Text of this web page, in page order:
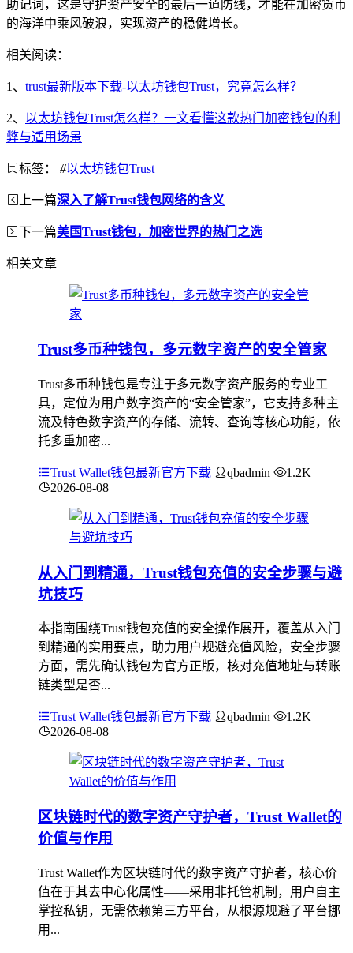
助记词，这是守护资产安全的最后一道防线，才能在加密货币
的海洋中乘风破浪，实现资产的稳健增长。
相关阅读：
1、 trust最新版本下载-以太坊钱包Trust，究竟怎么样？
2、 以太坊钱包Trust怎么样？一文看懂这款热门加密钱包的利
弊与适用场景
标签： #以太坊钱包Trust
上一篇深入了解Trust钱包网络的含义
下一篇美国Trust钱包，加密世界的热门之选
相关文章
Trust多币种钱包，多元数字资产的安全管家
Trust多币种钱包是专注于多元数字资产服务的专业工
具，定位为用户数字资产的“安全管家”，它支持多种主
流及特色数字资产的存储、流转、查询等核心功能，依
托多重加密...
Trust Wallet钱包最新官方下载 qbadmin
1.2K
2026-08-08
从入门到精通，Trust钱包充值的安全步骤与避
坑技巧
本指南围绕Trust钱包充值的安全操作展开，覆盖从入门
到精通的实用要点，助力用户规避充值风险，安全步骤
方面，需先确认钱包为官方正版，核对充值地址与转账
链类型是否...
Trust Wallet钱包最新官方下载 qbadmin
1.2K
2026-08-08
区块链时代的数字资产守护者，Trust Wallet的
价值与作用
Trust Wallet作为区块链时代的数字资产守护者，核心价
值在于其去中心化属性——采用非托管机制，用户自主
掌控私钥，无需依赖第三方平台，从根源规避了平台挪
用...